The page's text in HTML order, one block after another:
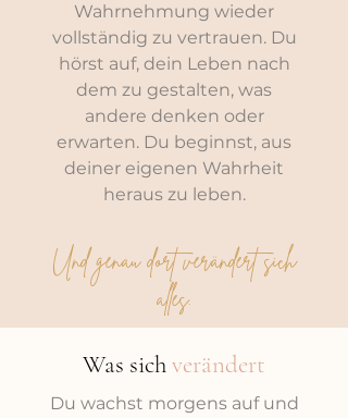
Wahrnehmung wieder
vollständig zu vertrauen. Du
hörst auf, dein Leben nach
dem zu gestalten, was
andere denken oder
erwarten. Du beginnst, aus
deiner eigenen Wahrheit
heraus zu leben.
Und genau dort verändert sich
alles.
Was sichverändert
Du wachst morgens auf und